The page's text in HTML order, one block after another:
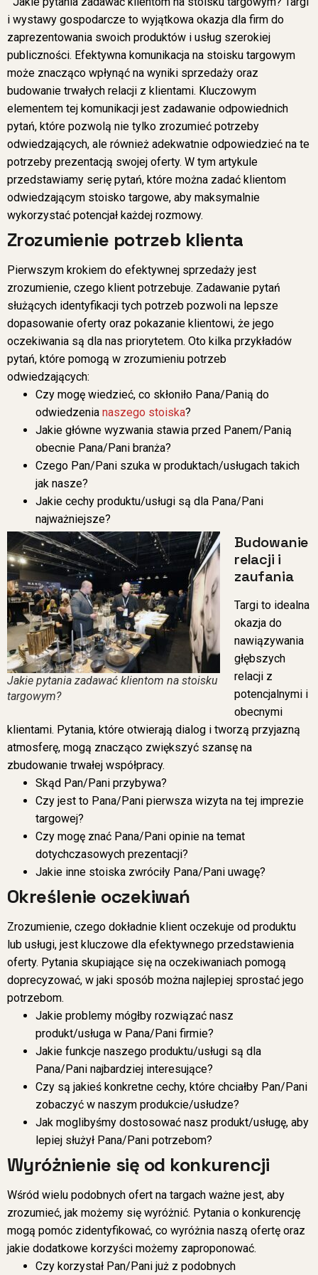
i wystawy gospodarcze to wyjątkowa okazja dla firm do
zaprezentowania swoich produktów i usług szerokiej
publiczności. Efektywna komunikacja na stoisku targowym
może znacząco wpłynąć na wyniki sprzedaży oraz
budowanie trwałych relacji z klientami. Kluczowym
elementem tej komunikacji jest zadawanie odpowiednich
pytań, które pozwolą nie tylko zrozumieć potrzeby
odwiedzających, ale również adekwatnie odpowiedzieć na te
potrzeby prezentacją swojej oferty. W tym artykule
przedstawiamy serię pytań, które można zadać klientom
odwiedzającym stoisko targowe, aby maksymalnie
wykorzystać potencjał każdej rozmowy.
Zrozumienie potrzeb klienta
Pierwszym krokiem do efektywnej sprzedaży jest
zrozumienie, czego klient potrzebuje. Zadawanie pytań
służących identyfikacji tych potrzeb pozwoli na lepsze
dopasowanie oferty oraz pokazanie klientowi, że jego
oczekiwania są dla nas priorytetem. Oto kilka przykładów
pytań, które pomogą w zrozumieniu potrzeb
odwiedzających:
Czy mogę wiedzieć, co skłoniło Pana/Panią do
odwiedzenia naszego stoiska?
Jakie główne wyzwania stawia przed Panem/Panią
obecnie Pana/Pani branża?
Czego Pan/Pani szuka w produktach/usługach takich
jak nasze?
Jakie cechy produktu/usługi są dla Pana/Pani
najważniejsze?
Jakie pytania zadawać klientom na stoisku
targowym?
Budowanie
relacji i
zaufania
Targi to idealna
okazja do
nawiązywania
głębszych
relacji z
potencjalnymi i
obecnymi
klientami. Pytania, które otwierają dialog i tworzą przyjazną
atmosferę, mogą znacząco zwiększyć szansę na
zbudowanie trwałej współpracy.
Skąd Pan/Pani przybywa?
Czy jest to Pana/Pani pierwsza wizyta na tej imprezie
targowej?
Czy mogę znać Pana/Pani opinie na temat
dotychczasowych prezentacji?
Jakie inne stoiska zwróciły Pana/Pani uwagę?
Określenie oczekiwań
Zrozumienie, czego dokładnie klient oczekuje od produktu
lub usługi, jest kluczowe dla efektywnego przedstawienia
oferty. Pytania skupiające się na oczekiwaniach pomogą
doprecyzować, w jaki sposób można najlepiej sprostać jego
potrzebom.
Jakie problemy mógłby rozwiązać nasz
produkt/usługa w Pana/Pani firmie?
Jakie funkcje naszego produktu/usługi są dla
Pana/Pani najbardziej interesujące?
Czy są jakieś konkretne cechy, które chciałby Pan/Pani
zobaczyć w naszym produkcie/usłudze?
Jak moglibyśmy dostosować nasz produkt/usługę, aby
lepiej służył Pana/Pani potrzebom?
Wyróżnienie się od konkurencji
Wśród wielu podobnych ofert na targach ważne jest, aby
zrozumieć, jak możemy się wyróżnić. Pytania o konkurencję
mogą pomóc zidentyfikować, co wyróżnia naszą ofertę oraz
jakie dodatkowe korzyści możemy zaproponować.
Czy korzystał Pan/Pani już z podobnych